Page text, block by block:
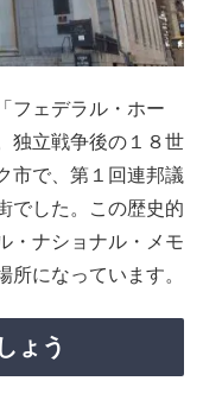
フェデラル・ホー
独立戦争後の１８世
市で、第１回連邦議
でした。この歴史的
・ナショナル・メモ
所になっています。
ょう